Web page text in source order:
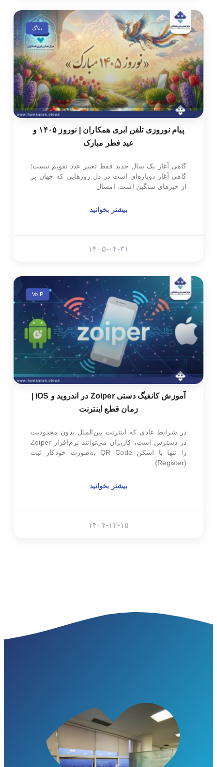
بلاگ
پیام نوروزی تلفن ابری همکاران | نوروز ۱۴۰۵ و
عید فطر مبارک
گاهی آغاز یک سال جدید فقط تغییر عدد تقویم نیست؛
گاهی آغاز دوباره‌ای است در دل روزهایی که جهان پر
از خبرهای سنگین است. امسال
بیشتر بخوانید
۱۴۰۵-۰۴-۳۱
VoIP
زمان قطع اینترنت
در شرایط عادی که اینترنت بین‌الملل بدون محدودیت
در دسترس است، کاربران می‌توانند نرم‌افزار Zoiper
را تنها با اسکن QR Code به‌صورت خودکار ثبت
(Register)
بیشتر بخوانید
۱۴۰۴-۱۲-۱۵